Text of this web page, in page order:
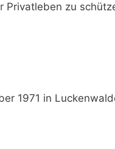
Privatleben zu
1971 in